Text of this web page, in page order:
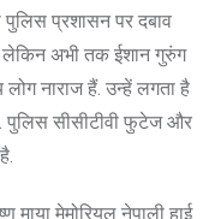
पुलिस प्रशासन पर दबाव
लेकिन अभी तक ईशान गुरुंग
नाराज हैं. उन्हें लगता है
पुलिस सीसीटीवी फुटेज और
मेमोरियल नेपाली हाई